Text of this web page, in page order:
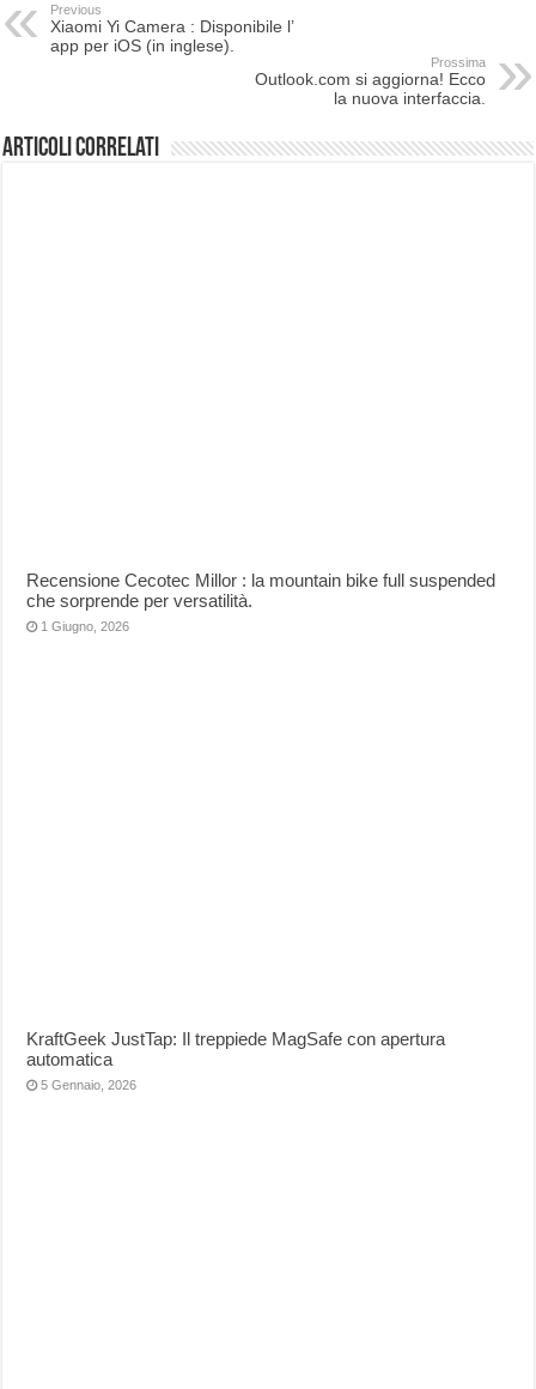
Previous
Xiaomi Yi Camera : Disponibile l’
app per iOS (in inglese).
Prossima
Outlook.com si aggiorna! Ecco
la nuova interfaccia.
Articoli correlati
Recensione Cecotec Millor : la mountain bike full suspended
che sorprende per versatilità.
1 Giugno, 2026
KraftGeek JustTap: Il treppiede MagSafe con apertura
automatica
5 Gennaio, 2026